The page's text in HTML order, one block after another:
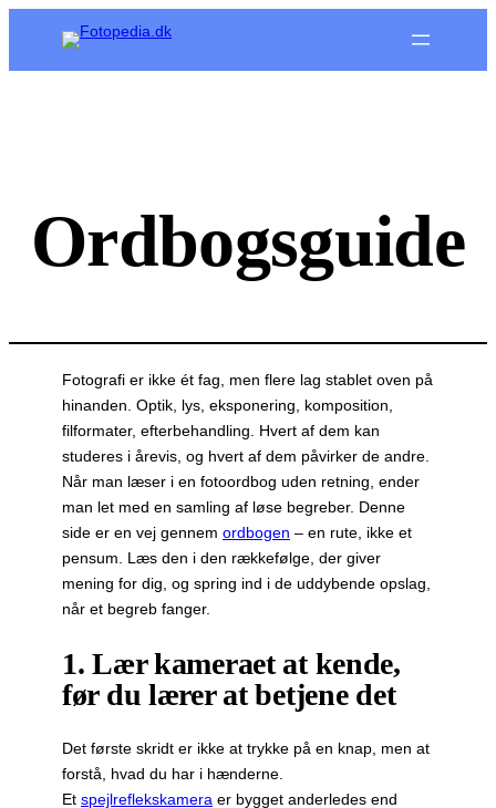
indhold
Ordbogsguide
Fotografi er ikke ét fag, men flere lag stablet oven på
hinanden. Optik, lys, eksponering, komposition,
filformater, efterbehandling. Hvert af dem kan
studeres i årevis, og hvert af dem påvirker de andre.
Når man læser i en fotoordbog uden retning, ender
man let med en samling af løse begreber. Denne
side er en vej gennem ordbogen – en rute, ikke et
pensum. Læs den i den rækkefølge, der giver
mening for dig, og spring ind i de uddybende opslag,
når et begreb fanger.
1. Lær kameraet at kende,
før du lærer at betjene det
Det første skridt er ikke at trykke på en knap, men at
forstå, hvad du har i hænderne.
Et spejlreflekskamera er bygget anderledes end